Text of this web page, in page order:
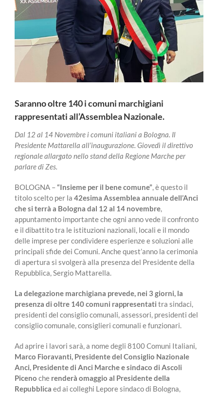
Saranno oltre 140 i comuni marchigiani
rappresentati all’Assemblea Nazionale.
Dal 12 al 14 Novembre i comuni italiani a Bologna. Il
Presidente Mattarella all’inaugurazione. Giovedì il direttivo
regionale allargato nello stand della Regione Marche per
parlare di Zes.
BOLOGNA – “Insieme per il bene comune”, è questo il
titolo scelto per la 42esima Assemblea annuale dell’Anci
che si terrà a Bologna dal 12 al 14 novembre,
appuntamento importante che ogni anno vede il confronto
e il dibattito tra le istituzioni nazionali, locali e il mondo
delle imprese per condividere esperienze e soluzioni alle
principali sfide dei Comuni. Anche quest’anno la cerimonia
di apertura si svolgerà alla presenza del Presidente della
Repubblica, Sergio Mattarella.
La delegazione marchigiana prevede, nei 3 giorni, la
presenza di oltre 140 comuni rappresentati tra sindaci,
presidenti del consiglio comunali, assessori, presidenti del
consiglio comunale, consiglieri comunali e funzionari.
Ad aprire i lavori sarà, a nome degli 8100 Comuni Italiani,
Marco Fioravanti, Presidente del Consiglio Nazionale
Anci, Presidente di Anci Marche e sindaco di Ascoli
Piceno che renderà omaggio al Presidente della
Repubblica ed ai colleghi Lepore sindaco di Bologna,